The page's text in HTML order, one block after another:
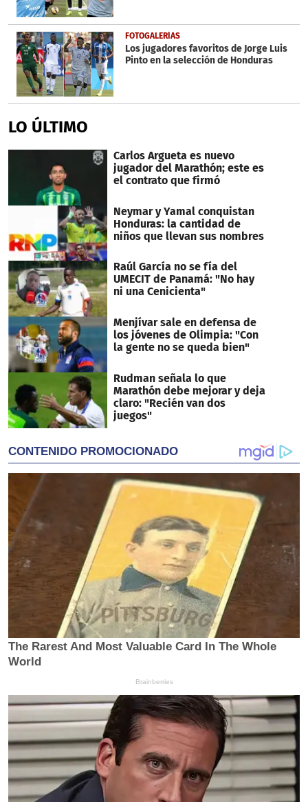
FOTOGALERÍAS
Los jugadores favoritos de Jorge Luis
Pinto en la selección de Honduras
LO ÚLTIMO
Carlos Argueta es nuevo
jugador del Marathón; este es
el contrato que firmó
Neymar y Yamal conquistan
Honduras: la cantidad de
niños que llevan sus nombres
Raúl García no se fía del
UMECIT de Panamá: "No hay
ni una Cenicienta"
Menjívar sale en defensa de
los jóvenes de Olimpia: "Con
la gente no se queda bien"
Rudman señala lo que
Marathón debe mejorar y deja
claro: "Recién van dos
juegos"